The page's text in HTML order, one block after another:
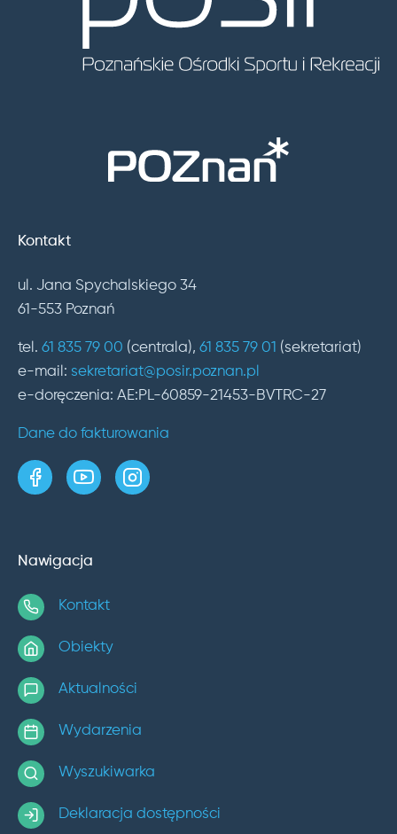
Kontakt
ul. Jana Spychalskiego 34
61-553 Poznań
tel. 61 835 79 00 (centrala), 61 835 79 01 (sekretariat)
e-mail: sekretariat@posir.poznan.pl
e-doręczenia: AE:PL-60859-21453-BVTRC-27
Dane do fakturowania
strona w serwisie Facebook
kanał w serwisie YouTube
profil w serwisie Instagram
Nawigacja
Kontakt
Obiekty
Aktualności
Wydarzenia
Wyszukiwarka
Deklaracja dostępności